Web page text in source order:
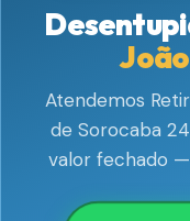
João
Atendemos
de Sorocaba
valor fechado